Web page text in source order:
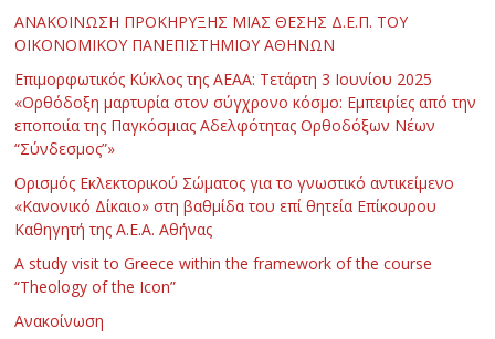
ΑΝΑΚΟΙΝΩΣΗ ΠΡΟΚΗΡΥΞΗΣ ΜΙΑΣ ΘΕΣΗΣ Δ.Ε.Π. ΤΟΥ
ΟΙΚΟΝΟΜΙΚΟΥ ΠΑΝΕΠΙΣΤΗΜΙΟΥ ΑΘΗΝΩΝ
Επιμορφωτικός Κύκλος της ΑΕΑΑ: Τετάρτη 3 Ιουνίου 2025
«Ορθόδοξη μαρτυρία στον σύγχρονο κόσμο: Εμπειρίες από την
εποποιία της Παγκόσμιας Αδελφότητας Ορθοδόξων Νέων
“Σύνδεσμος”»
Ορισμός Εκλεκτορικού Σώματος για το γνωστικό αντικείμενο
«Κανονικό Δίκαιο» στη βαθμίδα του επί θητεία Επίκουρου
Καθηγητή της Α.Ε.Α. Αθήνας
Α study visit to Greece within the framework of the course
“Theology of the Icon”
Ανακοίνωση